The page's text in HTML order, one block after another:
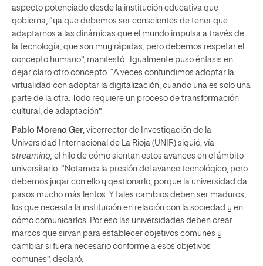
aspecto potenciado desde la institución educativa que
gobierna, “ya que debemos ser conscientes de tener que
adaptarnos a las dinámicas que el mundo impulsa a través de
la tecnología, que son muy rápidas, pero debemos respetar el
concepto humano”, manifestó. Igualmente puso énfasis en
dejar claro otro concepto: “A veces confundimos adoptar la
virtualidad con adoptar la digitalización, cuando una es solo una
parte de la otra. Todo requiere un proceso de transformación
cultural, de adaptación”.
Pablo Moreno Ger, vicerrector de Investigación de la
Universidad Internacional de La Rioja (UNIR) siguió, vía
streaming, el hilo de cómo sientan estos avances en el ámbito
universitario. “Notamos la presión del avance tecnológico, pero
debemos jugar con ello y gestionarlo, porque la universidad da
pasos mucho más lentos. Y tales cambios deben ser maduros,
los que necesita la institución en relación con la sociedad y en
cómo comunicarlos. Por eso las universidades deben crear
marcos que sirvan para establecer objetivos comunes y
cambiar si fuera necesario conforme a esos objetivos
comunes”, declaró.